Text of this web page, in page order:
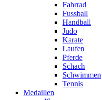
Fahrrad
Fussball
Handball
Judo
Karate
Laufen
Pferde
Schach
Schwimmen
Tennis
Medaillen